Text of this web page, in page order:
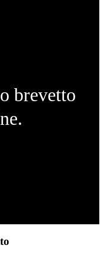
brevetto